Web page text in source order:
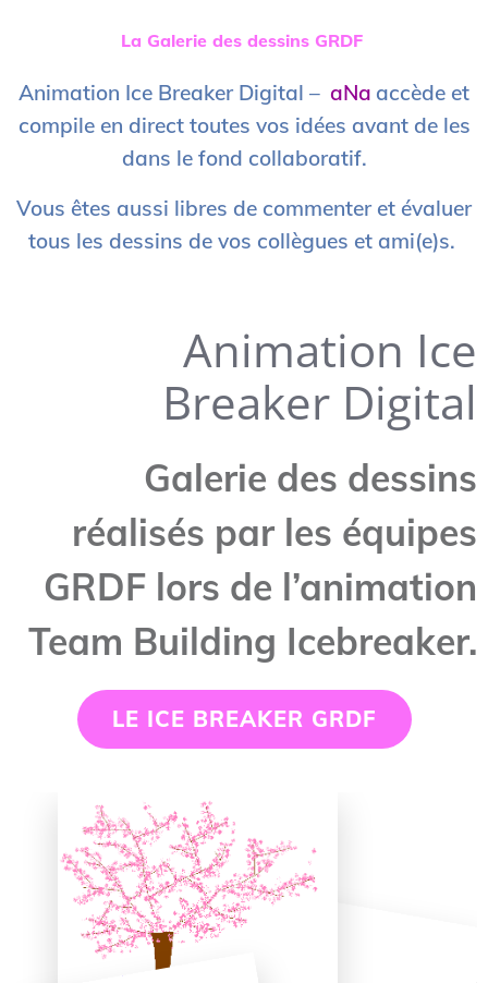
La Galerie des dessins GRDF
Animation Ice Breaker Digital – aNa accède et
compile en direct toutes vos idées avant de les
dans le fond collaboratif.
Vous êtes aussi libres de commenter et évaluer
tous les dessins de vos collègues et ami(e)s.
Animation Ice
Breaker Digital
Galerie des dessins
réalisés par les équipes
GRDF lors de l’animation
Team Building Icebreaker.
LE ICE BREAKER GRDF